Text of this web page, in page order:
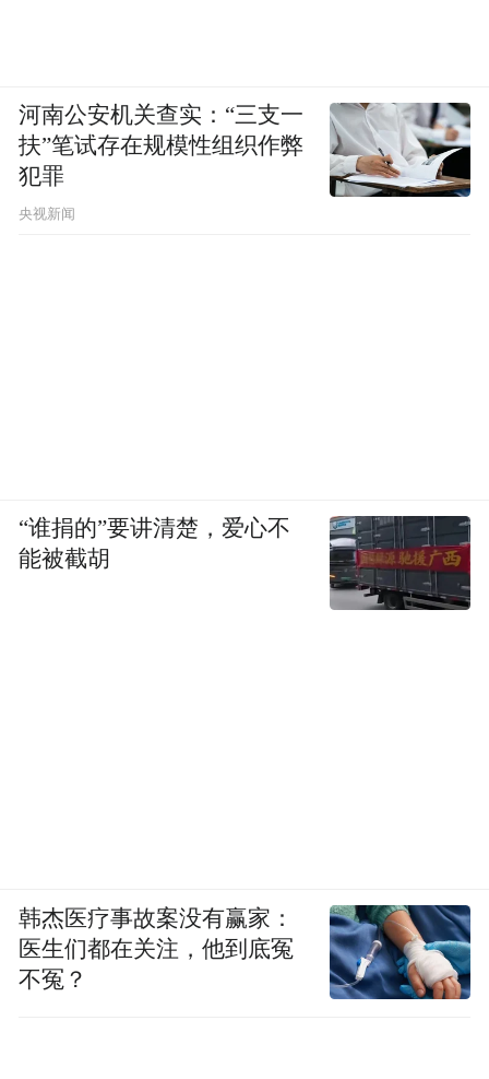
河南公安机关查实：“三支一
扶”笔试存在规模性组织作弊
犯罪
央视新闻
“谁捐的”要讲清楚，爱心不
能被截胡
韩杰医疗事故案没有赢家：
医生们都在关注，他到底冤
不冤？